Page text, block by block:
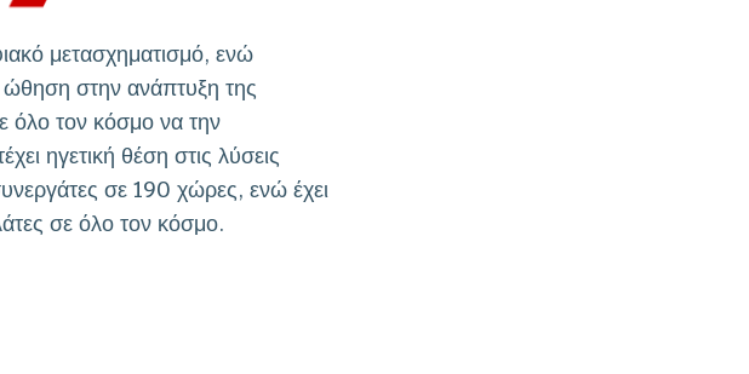
μετασχηματισμό, ενώ
ώθηση στην ανάπτυξη της
όλο τον κόσμο να την
ηγετική θέση στις λύσεις
σε 190 χώρες, ενώ έχει
σε όλο τον κόσμο.